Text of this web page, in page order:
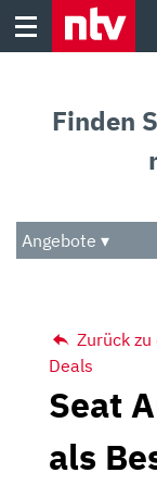
Skip
Audio
Das Beste
Finden
Angebote ▾
Zurück zu
Deals
Seat
als